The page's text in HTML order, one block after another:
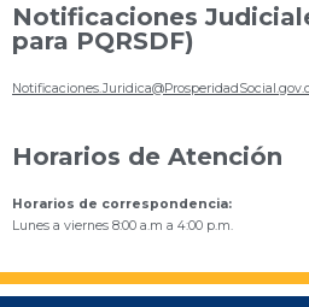
Notificaciones
para PQRSDF)
Horarios de Atención
Horarios de correspondencia:
Lunes a viernes 8:00 a.m a 4:00 p.m.